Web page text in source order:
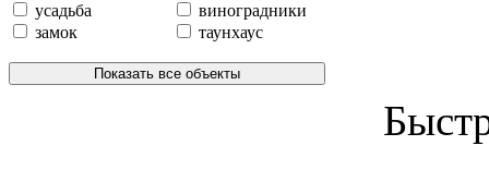
усадьба
виноградники
замок
таунхаус
Показать все объекты